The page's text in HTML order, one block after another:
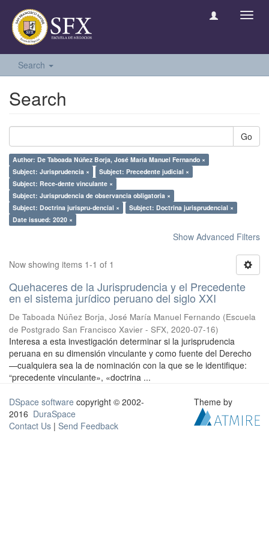
Search
Search
Go
Author: De Taboada Núñez Borja, José María Manuel Fernando ×
Subject: Jurisprudencia ×
Subject: Precedente judicial ×
Subject: Rece-dente vinculante ×
Subject: Jurisprudencia de observancia obligatoria ×
Subject: Doctrina jurispru-dencial ×
Subject: Doctrina jurisprudencial ×
Date issued: 2020 ×
Show Advanced Filters
Now showing items 1-1 of 1
Quehaceres de la Jurisprudencia y el Precedente
en el sistema jurídico peruano del siglo XXI
De Taboada Núñez Borja, José María Manuel Fernando (Escuela
de Postgrado San Francisco Xavier - SFX, 2020-07-16)
Interesa a esta investigación determinar si la jurisprudencia
peruana en su dimensión vinculante y como fuente del Derecho
—cualquiera sea la de nominación con la que se le identifique:
“precedente vinculante», «doctrina ...
DSpace software copyright © 2002-
2016 DuraSpace
Contact Us | Send Feedback
Theme by